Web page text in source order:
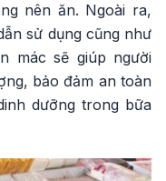
nên ăn. Ngoài ra,
sử dụng cũng như
mác sẽ giúp người
bảo đảm an toàn
dưỡng trong bữa